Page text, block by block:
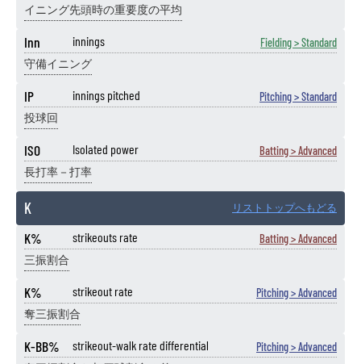
イニング先頭時の重要度の平均
Inn innings Fielding > Standard
守備イニング
IP innings pitched Pitching > Standard
投球回
ISO Isolated power Batting > Advanced
長打率－打率
K リストトップへもどる
K% strikeouts rate Batting > Advanced
三振割合
K% strikeout rate Pitching > Advanced
奪三振割合
K-BB% strikeout-walk rate differential Pitching > Advanced